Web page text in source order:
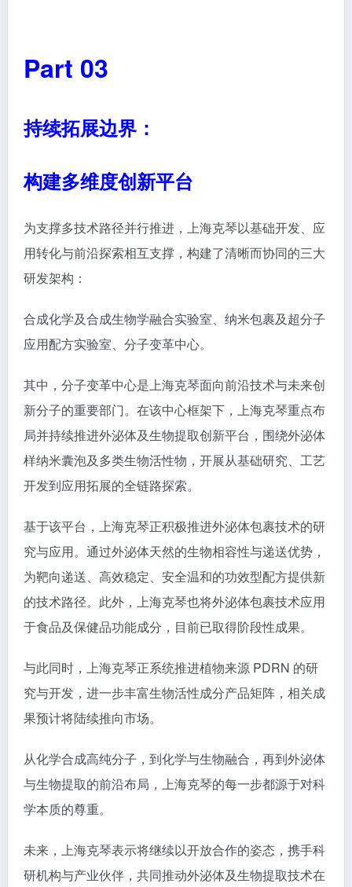
Part 03
持续拓展边界：
构建多维度创新平台
为支撑多技术路径并行推进，上海克琴以基础开发、应
用转化与前沿探索相互支撑，构建了清晰而协同的三大
研发架构：
合成化学及合成生物学融合实验室、纳米包裹及超分子
应用配方实验室、分子变革中心。
其中，分子变革中心是上海克琴面向前沿技术与未来创
新分子的重要部门。在该中心框架下，上海克琴重点布
局并持续推进外泌体及生物提取创新平台，围绕外泌体
样纳米囊泡及多类生物活性物，开展从基础研究、工艺
开发到应用拓展的全链路探索。
基于该平台，上海克琴正积极推进外泌体包裹技术的研
究与应用。通过外泌体天然的生物相容性与递送优势，
为靶向递送、高效稳定、安全温和的功效型配方提供新
的技术路径。此外，上海克琴也将外泌体包裹技术应用
于食品及保健品功能成分，目前已取得阶段性成果。
与此同时，上海克琴正系统推进植物来源 PDRN 的研
究与开发，进一步丰富生物活性成分产品矩阵，相关成
果预计将陆续推向市场。
从化学合成高纯分子，到化学与生物融合，再到外泌体
与生物提取的前沿布局，上海克琴的每一步都源于对科
学本质的尊重。
未来，上海克琴表示将继续以开放合作的姿态，携手科
研机构与产业伙伴，共同推动外泌体及生物提取技术在